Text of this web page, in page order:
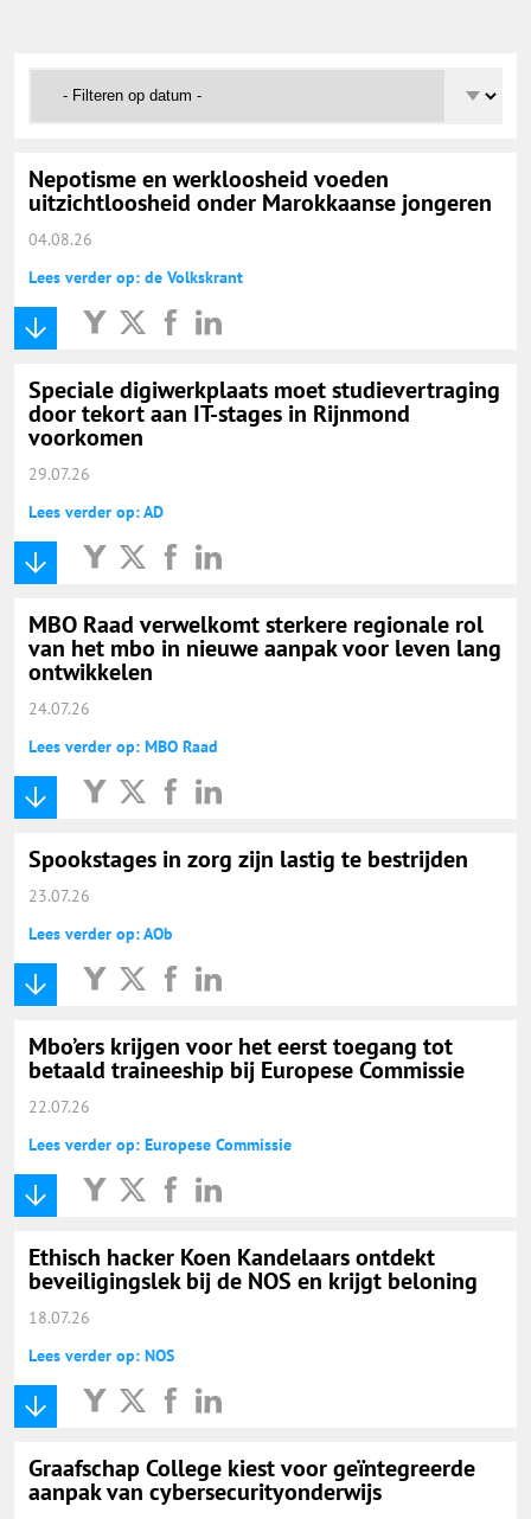
Yurls.net
Nepotisme en werkloosheid voeden
uitzichtloosheid onder Marokkaanse jongeren
04.08.26
Lees verder op: de Volkskrant
Speciale digiwerkplaats moet studievertraging
door tekort aan IT-stages in Rijnmond
voorkomen
29.07.26
Lees verder op: AD
MBO Raad verwelkomt sterkere regionale rol
van het mbo in nieuwe aanpak voor leven lang
ontwikkelen
24.07.26
Lees verder op: MBO Raad
Spookstages in zorg zijn lastig te bestrijden
23.07.26
Lees verder op: AOb
Mbo’ers krijgen voor het eerst toegang tot
betaald traineeship bij Europese Commissie
22.07.26
Lees verder op: Europese Commissie
Ethisch hacker Koen Kandelaars ontdekt
beveiligingslek bij de NOS en krijgt beloning
18.07.26
Lees verder op: NOS
Graafschap College kiest voor geïntegreerde
aanpak van cybersecurityonderwijs